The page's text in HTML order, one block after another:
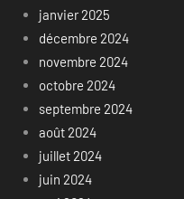
janvier 2025
décembre 2024
novembre 2024
octobre 2024
septembre 2024
août 2024
juillet 2024
juin 2024